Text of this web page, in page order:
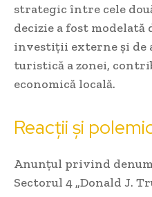
strategic între cele
decizie a fost modelată
investiții externe și de
turistică a zonei,
economică locală.
Reacții și
Anunțul privind
Sectorul 4 „Donald J.